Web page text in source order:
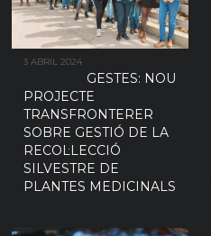
3 ABRIL 2024
GESTES: NOU
PROJECTE
TRANSFRONTERER
SOBRE GESTIÓ DE LA
RECOL·LECCIÓ
SILVESTRE DE
PLANTES MEDICINALS